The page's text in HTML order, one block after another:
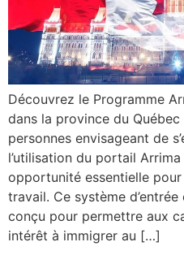
Découvrez le Programme
dans la province du Québec
personnes envisageant de
l’utilisation du portail
opportunité essentielle
travail. Ce système
conçu pour permettre aux
intérêt à immigrer au […]